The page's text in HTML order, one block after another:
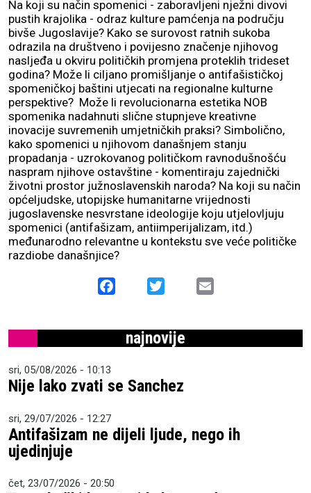
Na koji su način spomenici - zaboravljeni nježni divovi
pustih krajolika - odraz kulture pamćenja na području
bivše Jugoslavije? Kako se surovost ratnih sukoba
odrazila na društveno i povijesno značenje njihovog
nasljeđa u okviru političkih promjena proteklih trideset
godina? Može li ciljano promišljanje o antifašističkoj
spomeničkoj baštini utjecati na regionalne kulturne
perspektive? Može li revolucionarna estetika NOB
spomenika nadahnuti slične stupnjeve kreativne
inovacije suvremenih umjetničkih praksi? Simbolično,
kako spomenici u njihovom današnjem stanju
propadanja - uzrokovanog političkom ravnodušnošću
naspram njihove ostavštine - komentiraju zajednički
životni prostor južnoslavenskih naroda? Na koji su način
općeljudske, utopijske humanitarne vrijednosti
jugoslavenske nesvrstane ideologije koju utjelovljuju
spomenici (antifašizam, antiimperijalizam, itd.)
međunarodno relevantne u kontekstu sve veće političke
razdiobe današnjice?
Facebook
najnovije
sri, 05/08/2026 - 10:13
Nije lako zvati se Sanchez
sri, 29/07/2026 - 12:27
Antifašizam ne dijeli ljude, nego ih
ujedinjuje
čet, 23/07/2026 - 20:50